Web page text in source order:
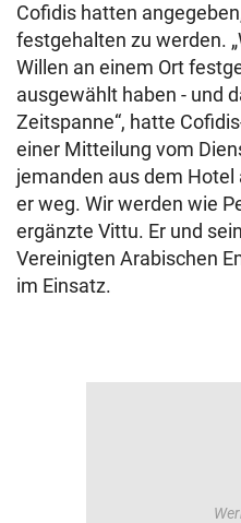
Cofidis hatten
festgehalten zu werden.
Willen an einem Ort
ausgewählt haben - und
Zeitspanne“, hatte
einer Mitteilung vom
jemanden aus dem
er weg. Wir werden wie
ergänzte Vittu. Er und
Vereinigten Arabischen
im Einsatz.